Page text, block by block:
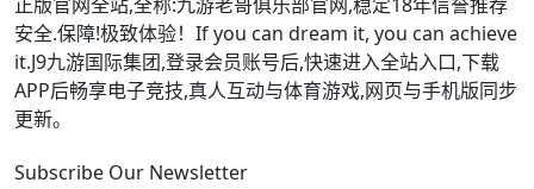
安全.保障!极致体验！If you can dream it, you can achieve
it.J9九游国际集团,登录会员账号后,快速进入全站入口,下载
APP后畅享电子竞技,真人互动与体育游戏,网页与手机版同步
更新。
Subscribe Our Newsletter